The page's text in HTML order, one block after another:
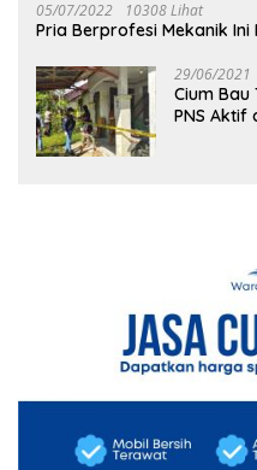
05/07/2022 10308 Lihat
Pria Berprofesi Mekanik Ini
29/06/2021
Cium
PNS Aktif